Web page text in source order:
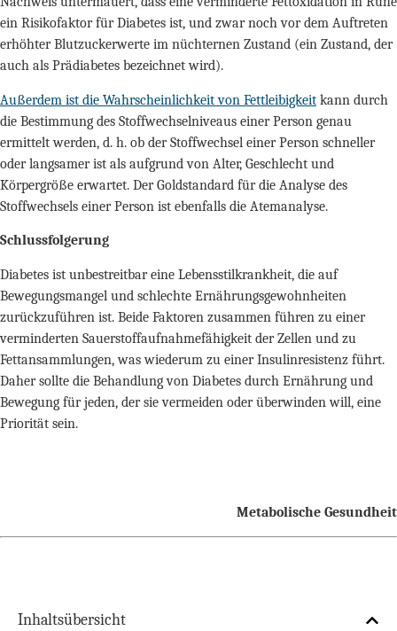
ein Risikofaktor für Diabetes ist, und zwar noch vor dem Auftreten
erhöhter Blutzuckerwerte im nüchternen Zustand (ein Zustand, der
auch als Prädiabetes bezeichnet wird).
Außerdem ist die Wahrscheinlichkeit von Fettleibigkeit kann durch
die Bestimmung des Stoffwechselniveaus einer Person genau
ermittelt werden, d. h. ob der Stoffwechsel einer Person schneller
oder langsamer ist als aufgrund von Alter, Geschlecht und
Körpergröße erwartet. Der Goldstandard für die Analyse des
Stoffwechsels einer Person ist ebenfalls die Atemanalyse.
Schlussfolgerung
Diabetes ist unbestreitbar eine Lebensstilkrankheit, die auf
Bewegungsmangel und schlechte Ernährungsgewohnheiten
zurückzuführen ist. Beide Faktoren zusammen führen zu einer
verminderten Sauerstoffaufnahmefähigkeit der Zellen und zu
Fettansammlungen, was wiederum zu einer Insulinresistenz führt.
Daher sollte die Behandlung von Diabetes durch Ernährung und
Bewegung für jeden, der sie vermeiden oder überwinden will, eine
Priorität sein.
Metabolische Gesundheit
Inhaltsübersicht